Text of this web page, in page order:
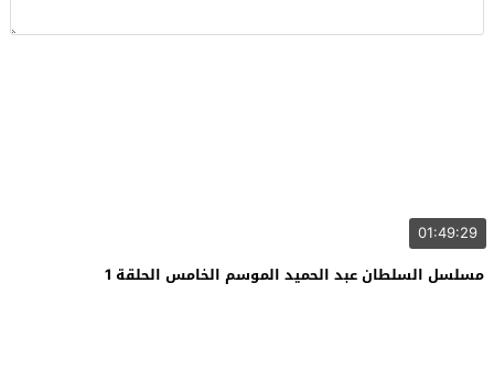
01:49:29
مسلسل السلطان عبد الحميد الموسم الخامس الحلقة 1